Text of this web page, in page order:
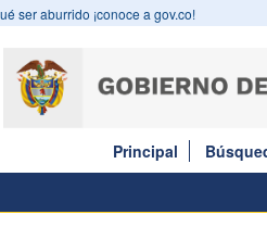
ser aburrido ¡conoce a gov.co!
Principal